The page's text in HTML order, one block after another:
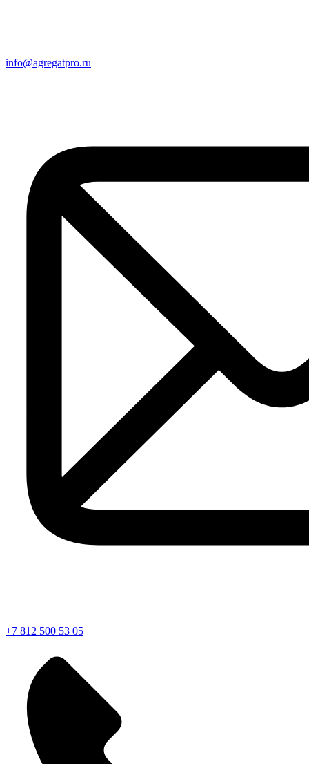
info@agregatpro.ru
+7 812 500 53 05